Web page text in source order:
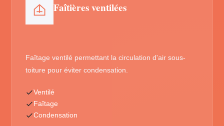
Faîtières ventilées
Faîtage ventilé permettant la circulation d'air sous-
toiture pour éviter condensation.
Ventilé
Faîtage
Condensation